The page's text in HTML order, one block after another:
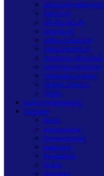
SERDANG BEDAGAI
SIBOLGA
SIMALUNGUN
SIMEULUE
SUBULUSSALAM
TANJUNGBALAI
TAPANULI SELATAN
TAPANULI TENGAH
TAPANULI UTARA
TEBING TINGGI
TOBA
HUKUM & KRIMINAL
LAINNYA
Bisnis
Internasional
Pemerintahan
Kesehatan
Pendidikan
Politik
Teknologi